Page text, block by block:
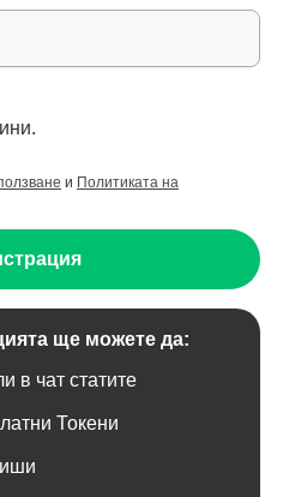
и Политиката на
ще можете да:
в чат статите
Токени